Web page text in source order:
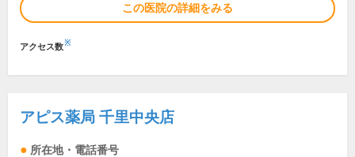
この医院の詳細をみる
アクセス数※
アピス薬局 千里中央店
所在地・電話番号